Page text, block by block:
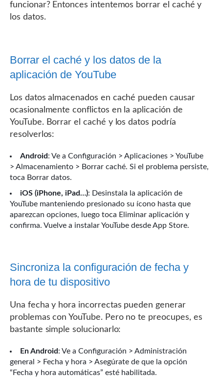
funcionar? Entonces intentemos borrar el caché y
los datos.
Borrar el caché y los datos de la
aplicación de YouTube
Los datos almacenados en caché pueden causar
ocasionalmente conflictos en la aplicación de
YouTube. Borrar el caché y los datos podría
resolverlos:
Android: Ve a Configuración > Aplicaciones > YouTube
> Almacenamiento > Borrar caché. Si el problema persiste,
toca Borrar datos.
iOS (iPhone, iPad…): Desinstala la aplicación de
YouTube manteniendo presionado su ícono hasta que
aparezcan opciones, luego toca Eliminar aplicación y
confirma. Vuelve a instalar YouTube desde App Store.
Sincroniza la configuración de fecha y
hora de tu dispositivo
Una fecha y hora incorrectas pueden generar
problemas con YouTube. Pero no te preocupes, es
bastante simple solucionarlo:
En Android: Ve a Configuración > Administración
general > Fecha y hora > Asegúrate de que la opción
“Fecha y hora automáticas” esté habilitada.